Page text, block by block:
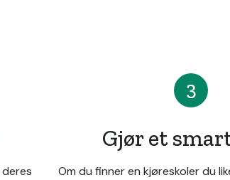
3
Gjør et
Om du finner en kjøreskoler du